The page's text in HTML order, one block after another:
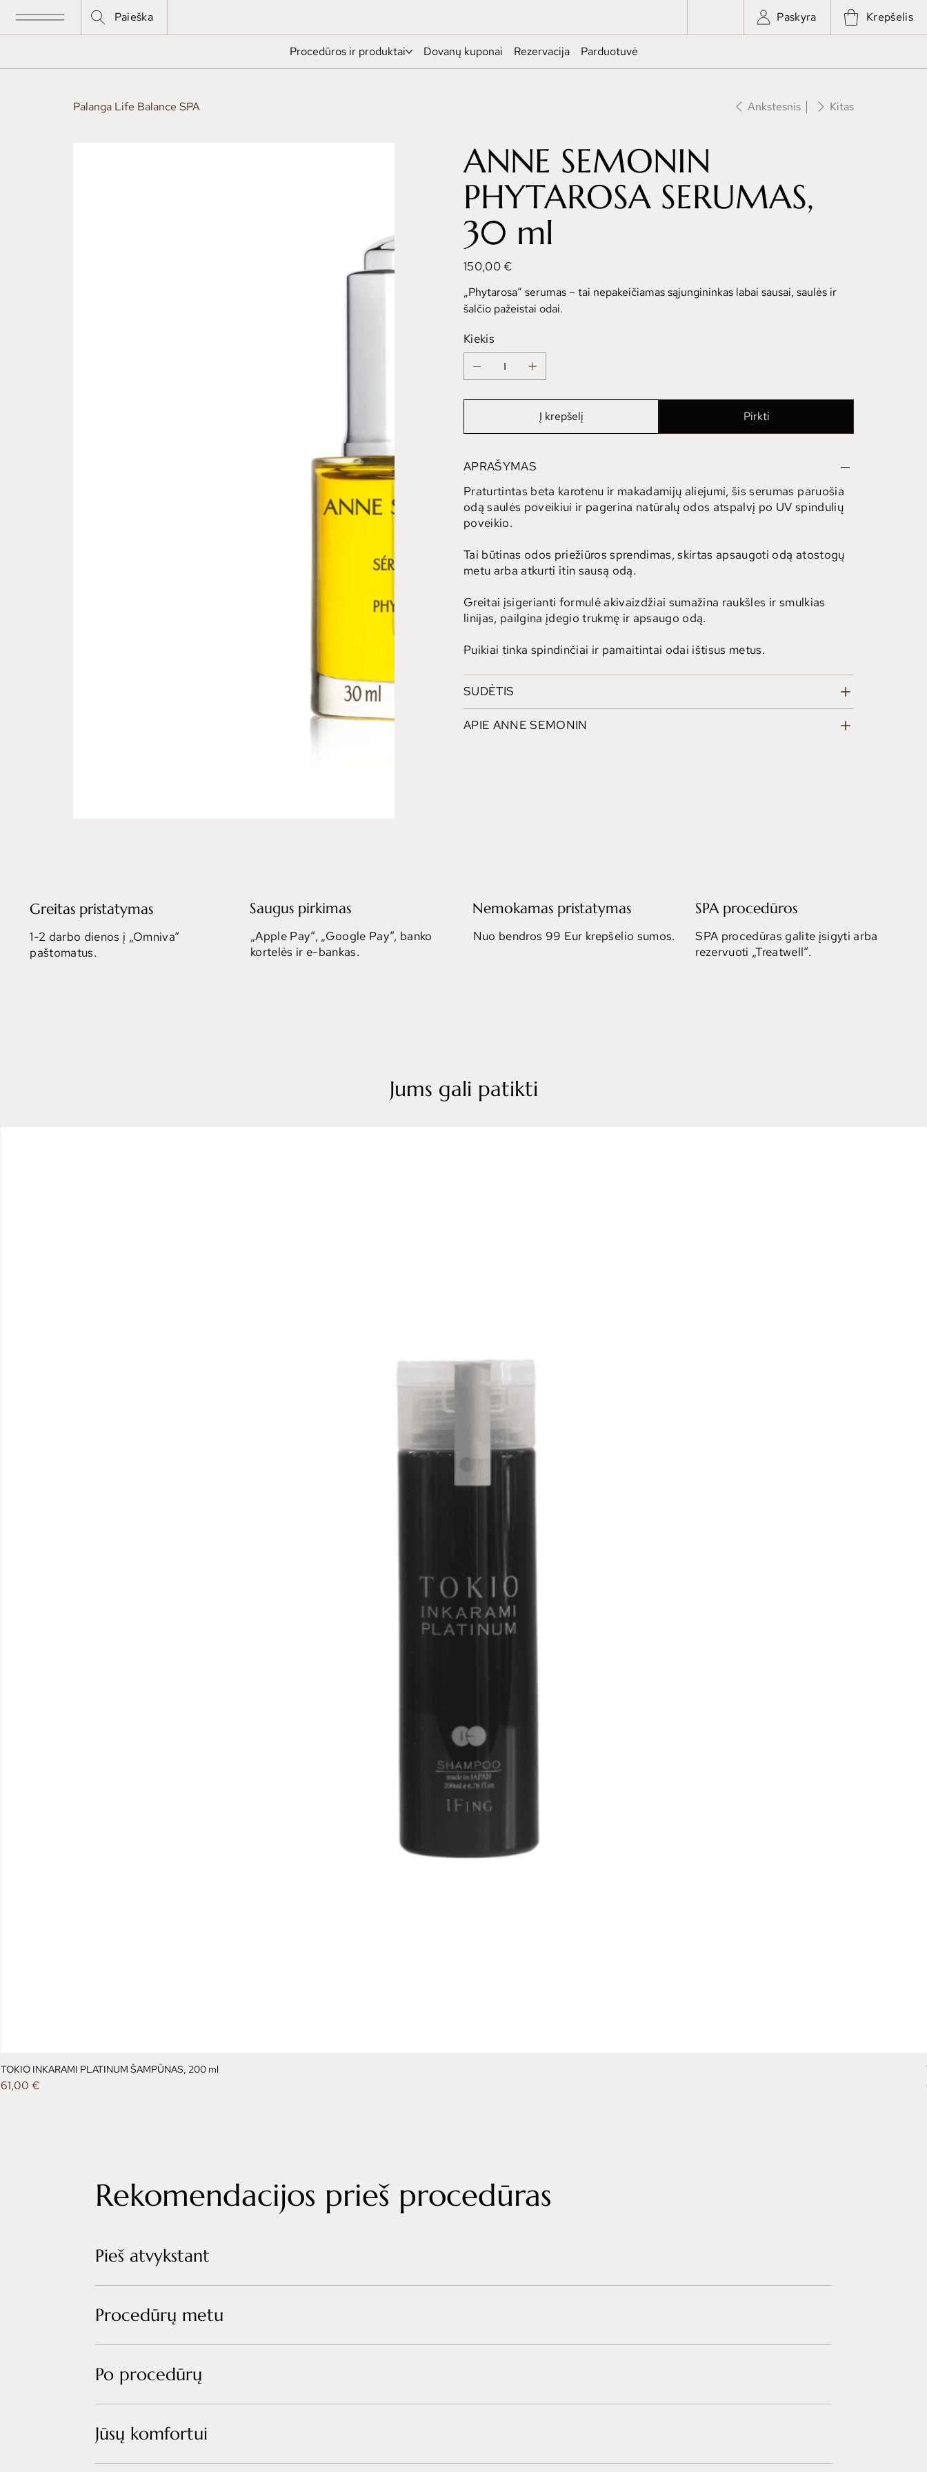
Paieška Paskyra Krepšelis
Procedūros ir produktai Dovanų kuponai Rezervacija Parduotuvė
Palanga Life Balance SPA Ankstesnis Kitas
ANNE SEMONIN
PHYTAROSA SERUMAS,
30 ml
Kaina
150,00 €
„Phytarosa“ serumas – tai nepakeičiamas sąjungininkas labai sausai, saulės ir
šalčio pažeistai odai.
Kiekis
Į krepšelį Pirkti
APRAŠYMAS
Praturtintas beta karotenu ir makadamijų aliejumi, šis serumas paruošia
odą saulės poveikiui ir pagerina natūralų odos atspalvį po UV spindulių
poveikio.
Tai būtinas odos priežiūros sprendimas, skirtas apsaugoti odą atostogų
metu arba atkurti itin sausą odą.
Greitai įsigerianti formulė akivaizdžiai sumažina raukšles ir smulkias
linijas, pailgina įdegio trukmę ir apsaugo odą.
Puikiai tinka spindinčiai ir pamaitintai odai ištisus metus.
SUDĖTIS
APIE ANNE SEMONIN
Greitas pristatymas
1-2 darbo dienos į „Omniva“
paštomatus.
Saugus pirkimas
„Apple Pay“, „Google Pay“, banko
kortelės ir e-bankas.
Nemokamas pristatymas
Nuo bendros 99 Eur krepšelio sumos.
SPA procedūros
SPA procedūras galite įsigyti arba
rezervuoti „Treatwell“.
Jums gali patikti
TOKIO INKARAMI PLATINUM ŠAMPŪNAS, 200 ml
Kaina
61,00 €
Pieš atvykstant
Procedūrų metu
Po procedūrų
Jūsų komfortui
Rekomendacijos prieš procedūras